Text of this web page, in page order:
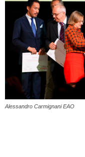
Alessandro Carmignani EAO